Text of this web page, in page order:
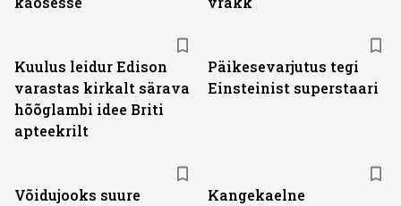
Kuulus leidur Edison
varastas kirkalt särava
hõõglambi idee Briti
apteekrilt
Päikesevarjutus tegi
Einsteinist superstaari
Võidujooks suure
Kangekaelne